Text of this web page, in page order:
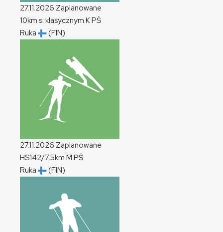
27.11.2026 Zaplanowane
10km s. klasycznym KPŚ
Ruka
(FIN)
27.11.2026 Zaplanowane
HS142/7,5km M PŚ
Ruka
(FIN)